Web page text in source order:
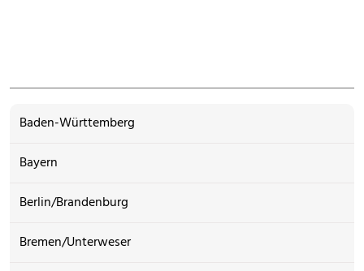
Baden-Württemberg
Bayern
Berlin/Brandenburg
Bremen/Unterweser